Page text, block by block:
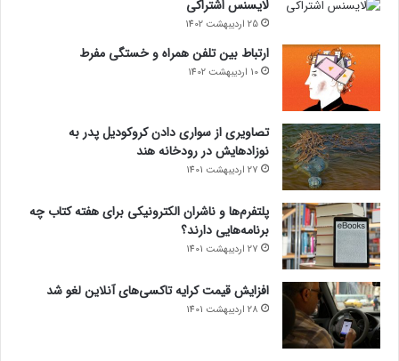
لایسنس اشتراکی
25 اردیبهشت 1402
ارتباط بین تلفن همراه و خستگی مفرط
10 اردیبهشت 1402
تصاویری از سواری دادن کروکودیل پدر به
نوزادهایش در رودخانه هند
27 اردیبهشت 1401
پلتفرم‌ها و ناشران الکترونیکی برای هفته کتاب چه
برنامه‌هایی دارند؟
27 اردیبهشت 1401
افزایش قیمت کرایه تاکسی‌های آنلاین لغو شد
28 اردیبهشت 1401